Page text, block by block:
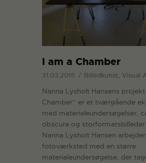
I am a Chamber
31.03.2015 Billedkunst, Visual
Nanna Lysholt Hansens projekt
Chamber” er et tværgående
med materialeundersøgelser,
obscura og
Nanna Lysholt Hansen
fotoværksted med en større
materialeundersøgelse, der